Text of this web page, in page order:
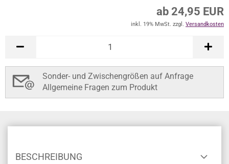
ab 24,95 EUR
inkl. 19% MwSt. zzgl. Versandkosten
Sonder- und Zwischengrößen auf Anfrage
Allgemeine Fragen zum Produkt
BESCHREIBUNG